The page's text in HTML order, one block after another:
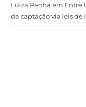
Luiza Penha em Entre
da captação via leis de